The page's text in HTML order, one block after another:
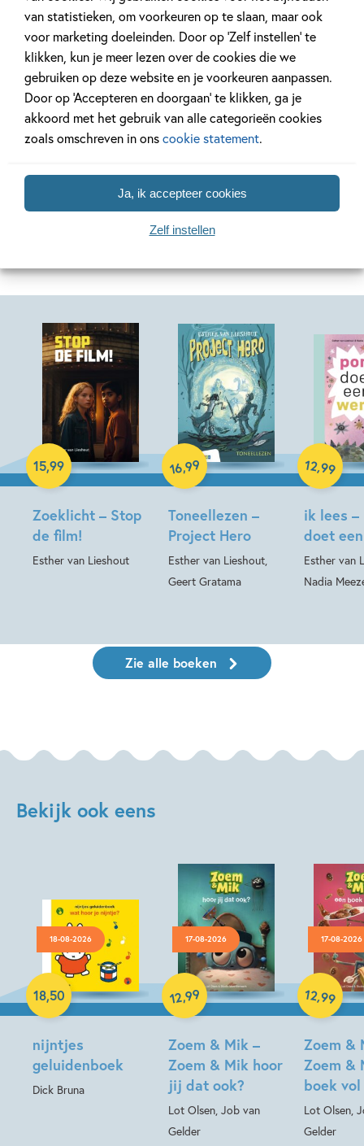
van statistieken, om voorkeuren op te slaan, maar ook
voor marketing doeleinden. Door op ‘Zelf instellen’ te
klikken, kun je meer lezen over de cookies die we
gebruiken op deze website en je voorkeuren aanpassen.
Door op ‘Accepteren en doorgaan’ te klikken, ga je
akkoord met het gebruik van alle categorieën cookies
zoals omschreven in onscookie statement.
Ja, ik accepteer cookies
Zelf instellen
3 JUNI 2022
Leren lezen voor kleuters
Lees meer
22 SEPTEMBER 2020
Wat is AVI en
AVI-niveau
Lees meer
Zoeklicht – Stop
de film!
Esther van Lieshout
15,99
Hardcover
Toneellezen –
Project Hero
Esther van Lieshout,
Geert Gratama
16,99
Hardcover
ik lees –
doet
Esther van
Nadia
12,99
Hardcover
Zie alle boeken
Bekijk ook eens
18-08-2026
nijntjes
geluidenboek
Dick Bruna
18,50
Hardcover
17-08-2026
Zoem & Mik –
Zoem & Mik hoor
jij dat ook?
Lot Olsen, Job van
Gelder
12,99
Hardcover
17-08-2026
Zoem &
Zoem &
boek
Lot Olsen,
Gelder
12,99
Hardcover